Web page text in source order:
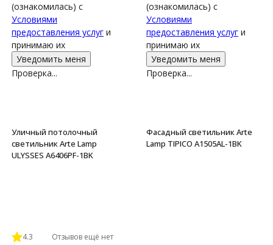
(ознакомилась) с
Условиями
предоставления услуг и
принимаю их
Проверка...
(ознакомилась) с
Условиями
предоставления услуг и
принимаю их
Проверка...
Уличный потолочный
светильник Arte Lamp
ULYSSES A6406PF-1BK
4.3 Отзывов ещё нет
Фасадный светильник Arte
Lamp TIPICO A1505AL-1BK